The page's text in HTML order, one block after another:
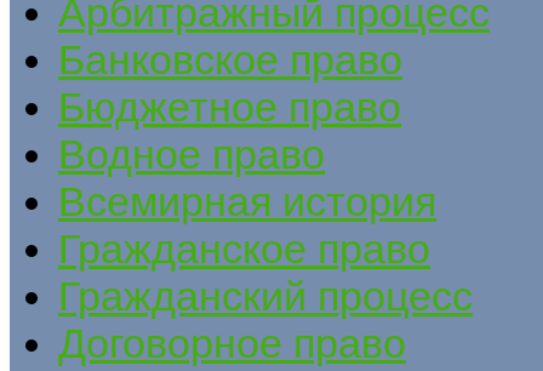
Арбитражный процесс
Банковское право
Бюджетное право
Водное право
Всемирная история
Гражданское право
Гражданский процесс
Договорное право